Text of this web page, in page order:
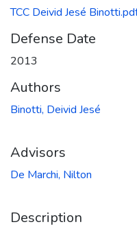
TCC Deivid Jesé
Defense Date
2013
Authors
Binotti, Deivid Jesé
Advisors
De Marchi, Nilton
Description